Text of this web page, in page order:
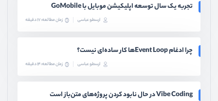
تجربه یک سال توسعه اپلیکیشن موبایل با GoMobile
ارسطو عباسی زمان مطالعه: 17 دقیقه
چرا ادغام Event Loopها کار ساده‌ای نیست؟
ارسطو عباسی زمان مطالعه: 14 دقیقه
Vibe Coding در حال نابود کردن پروژه‌های متن‌باز است